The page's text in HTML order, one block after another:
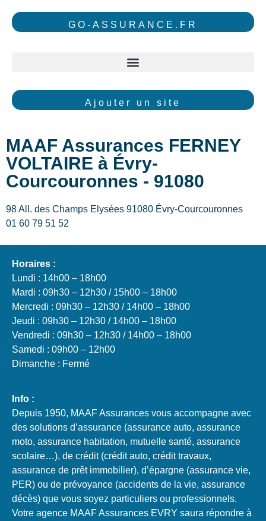
GO-ASSURANCE.FR
Ajouter un site
MAAF Assurances FERNEY
VOLTAIRE à Évry-
Courcouronnes - 91080
98 All. des Champs Elysées 91080 Évry-Courcouronnes
01 60 79 51 52
Horaires :
Lundi : 14h00 – 18h00
Mardi : 09h30 – 12h30 / 15h00 – 18h00
Mercredi : 09h30 – 12h30 / 14h00 – 18h00
Jeudi : 09h30 – 12h30 / 14h00 – 18h00
Vendredi : 09h30 – 12h30 / 14h00 – 18h00
Samedi : 09h00 – 12h00
Dimanche : Fermé
Info :
Depuis 1950, MAAF Assurances vous accompagne avec
des solutions d’assurance (assurance auto, assurance
moto, assurance habitation, mutuelle santé, assurance
scolaire…), de crédit (crédit auto, crédit travaux,
assurance de prêt immobilier), d’épargne (assurance vie,
PER) ou de prévoyance (accidents de la vie, assurance
décès) que vous soyez particuliers ou professionnels.
Votre agence MAAF Assurances EVRY saura répondre à